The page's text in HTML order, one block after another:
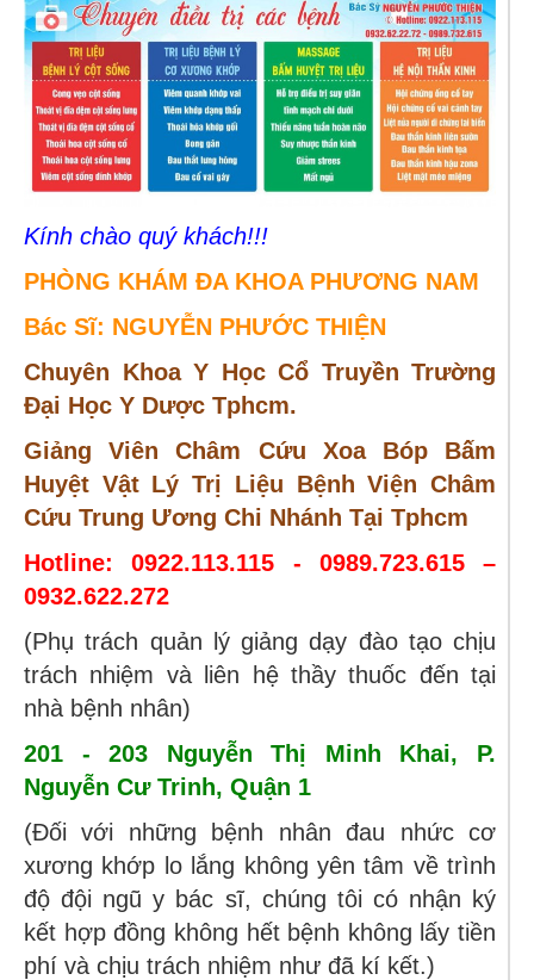
Kính chào quý khách!!!
PHÒNG KHÁM ĐA KHOA PHƯƠNG NAM
Bác Sĩ: NGUYỄN PHƯỚC THIỆN
Chuyên Khoa Y Học Cổ Truyền Trường
Đại Học Y Dược Tphcm.
Giảng Viên Châm Cứu Xoa Bóp Bấm
Huyệt Vật Lý Trị Liệu Bệnh Viện Châm
Cứu Trung Ương Chi Nhánh Tại Tphcm
Hotline:0922.113.115 - 0989.723.615 –
0932.622.272
(Phụ trách quản lý giảng dạy đào tạo chịu
trách nhiệm và liên hệ thầy thuốc đến tại
nhà bệnh nhân)
201 - 203 Nguyễn Thị Minh Khai, P.
Nguyễn Cư Trinh, Quận 1
(Đối với những bệnh nhân đau nhức cơ
xương khớp lo lắng không yên tâm về trình
độ đội ngũ y bác sĩ, chúng tôi có nhận ký
kết hợp đồng không hết bệnh không lấy tiền
phí và chịu trách nhiệm như đã kí kết.)